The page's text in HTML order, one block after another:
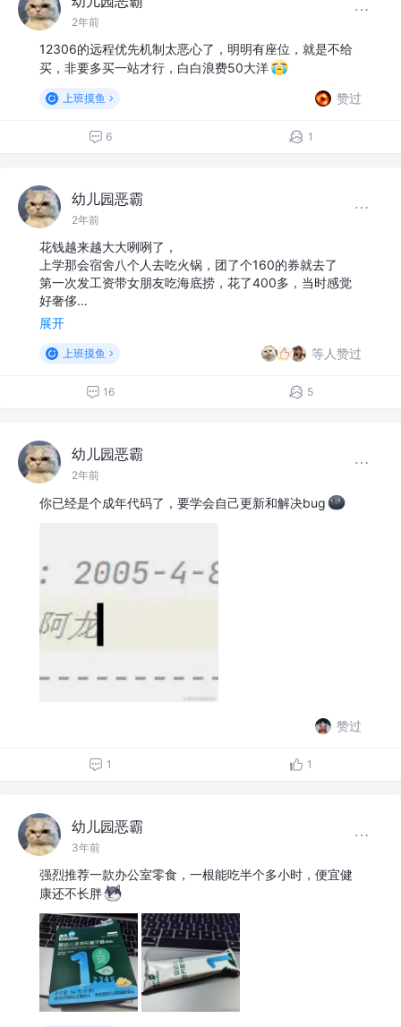
2年前
12306的远程优先机制太恶心了，明明有座位，就是不给
买，非要多买一站才行，白白浪费50大洋
上班摸鱼 赞过
6 1
幼儿园恶霸
2年前
花钱越来越大大咧咧了，
上学那会宿舍八个人去吃火锅，团了个160的券就去了
第一次发工资带女朋友吃海底捞，花了400多，当时感觉
好奢侈…
展开
上班摸鱼 等人赞过
16 5
幼儿园恶霸
2年前
你已经是个成年代码了，要学会自己更新和解决bug
赞过
1 1
幼儿园恶霸
3年前
强烈推荐一款办公室零食，一根能吃半个多小时，便宜健
康还不长胖